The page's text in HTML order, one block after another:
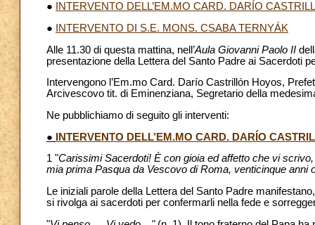
●
INTERVENTO DELL’EM.MO CARD. DARÍO
●
INTERVENTO DI S.E. MONS. CSABA TERNYÁK
Alle 11.30 di questa mattina, nell’Aula Giovanni Paolo II
presentazione della Lettera del Santo Padre ai Sacerdoti
Intervengono l’Em.mo Card. Darío Castrillón Hoyos,
Arcivescovo tit. di Eminenziana, Segretario della
Ne pubblichiamo di seguito gli interventi:
● INTERVENTO DELL’EM.MO CARD. DARÍO
1 "Carissimi Sacerdoti! È con gioia ed affetto che vi
mia prima Pasqua da Vescovo di Roma, venticinque anni
Le iniziali parole della Lettera del Santo Padre
si rivolga ai sacerdoti per confermarli nella fede e